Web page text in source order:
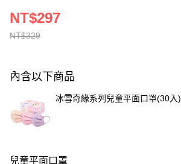
NT$329
NT$297
內含以下商品
冰雪奇緣系列兒童平面口罩(30入)
兒童平面口罩